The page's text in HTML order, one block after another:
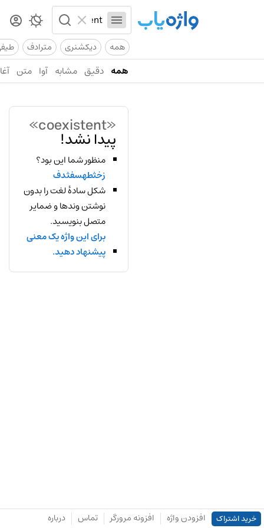
همه دیکشنری مترادف
همه دقیق مشابه آوا متن
«coexistent»
پیدا نشد!
منظور شما این بود؟
زخثطهسفثدف
شکل سادهٔ لغت را بدون
نوشتن وندها و ضمایر
متصل بنویسید.
برای این واژه یک معنی
پیشنهاد دهید.
خرید اشتراک افزودن واژه افزونه مرورگر تماس درباره